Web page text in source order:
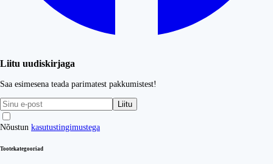
Liitu uudiskirjaga
Saa esimesena teada parimatest pakkumistest!
Liitu
Nõustun kasutustingimustega
Tootekategooriad